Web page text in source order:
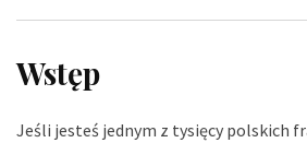
Wstęp
Jeśli jesteś jednym z tysięcy polskich